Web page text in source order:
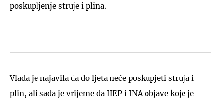
poskupljenje struje i plina.
Vlada je najavila da do ljeta neće poskupjeti struja i
plin, ali sada je vrijeme da HEP i INA objave koje je